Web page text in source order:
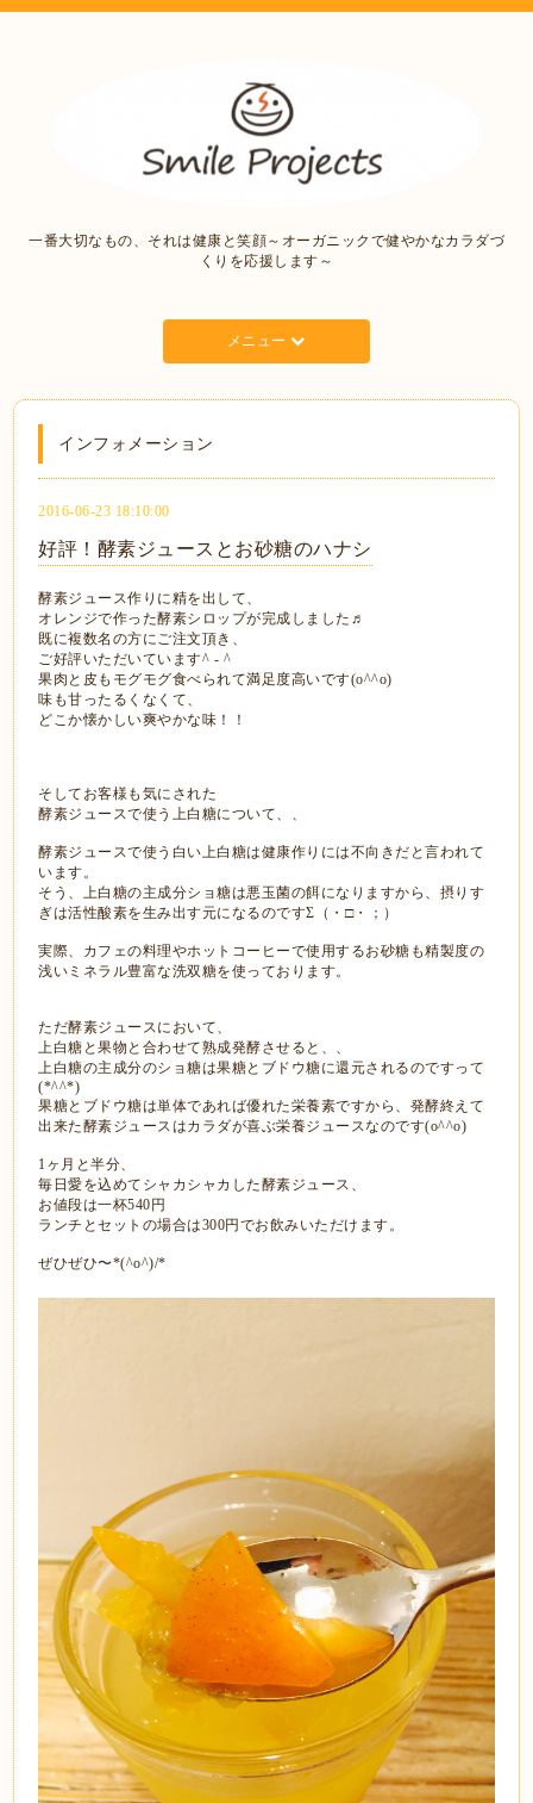
一番大切なもの、それは健康と笑顔～オーガニックで健やかなカラダづ
くりを応援します～
メニュー
インフォメーション
2016-06-23 18:10:00
好評！酵素ジュースとお砂糖のハナシ
酵素ジュース作りに精を出して、
オレンジで作った酵素シロップが完成しました♬
既に複数名の方にご注文頂き、
ご好評いただいています^ - ^
果肉と皮もモグモグ食べられて満足度高いです(o^^o)
味も甘ったるくなくて、
どこか懐かしい爽やかな味！！
そしてお客様も気にされた
酵素ジュースで使う上白糖について、、
酵素ジュースで使う白い上白糖は健康作りには不向きだと言われて
います。
そう、上白糖の主成分ショ糖は悪玉菌の餌になりますから、摂りす
ぎは活性酸素を生み出す元になるのですΣ（・□・；）
実際、カフェの料理やホットコーヒーで使用するお砂糖も精製度の
浅いミネラル豊富な洗双糖を使っております。
ただ酵素ジュースにおいて、
上白糖と果物と合わせて熟成発酵させると、、
上白糖の主成分のショ糖は果糖とブドウ糖に還元されるのですって
(*^^*)
果糖とブドウ糖は単体であれば優れた栄養素ですから、発酵終えて
出来た酵素ジュースはカラダが喜ぶ栄養ジュースなのです(o^^o)
1ヶ月と半分、
毎日愛を込めてシャカシャカした酵素ジュース、
お値段は一杯540円
ランチとセットの場合は300円でお飲みいただけます。
ぜひぜひ〜*(^o^)/*